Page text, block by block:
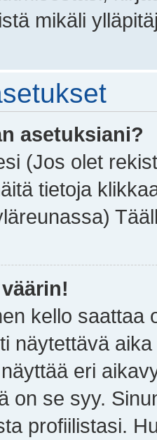
mikäli
asetuksiani?
(Jos olet
tietoja
kello saattaa
näytettävä
eri
on se syy.
profiilistasi.